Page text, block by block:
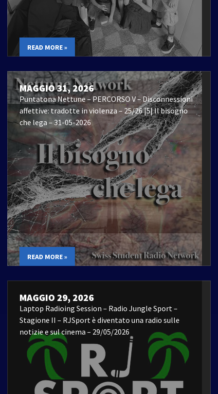
READ MORE »
MAGGIO 31, 2026
Puntatona Nettune – PERCORSO V – Disconnessioni
affettive: tradotte in violenza – 25/26 |5| Il bisogno
che lega – 31-05-2026
READ MORE »
MAGGIO 29, 2026
Laptop Radioing Session – Radio Jungle Sport –
Stagione II – RJSport è diventato una radio sulle
notizie e sul cinema – 29/05/2026